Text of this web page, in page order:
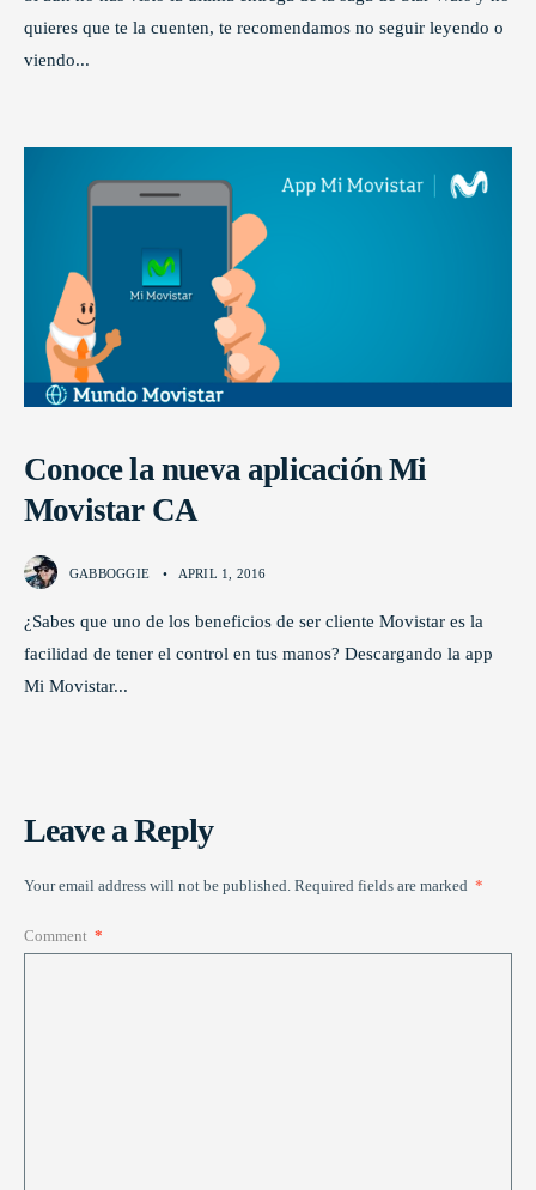
quieres que te la cuenten, te recomendamos no seguir leyendo o
viendo...
Conoce la nueva aplicación Mi
Movistar CA
GABBOGGIE • APRIL 1, 2016
¿Sabes que uno de los beneficios de ser cliente Movistar es la
facilidad de tener el control en tus manos? Descargando la app
Mi Movistar...
Leave a Reply
Your email address will not be published. Required fields are marked *
Comment *